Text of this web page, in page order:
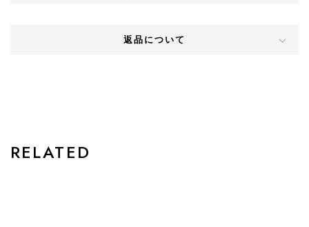
返品について
RELATED